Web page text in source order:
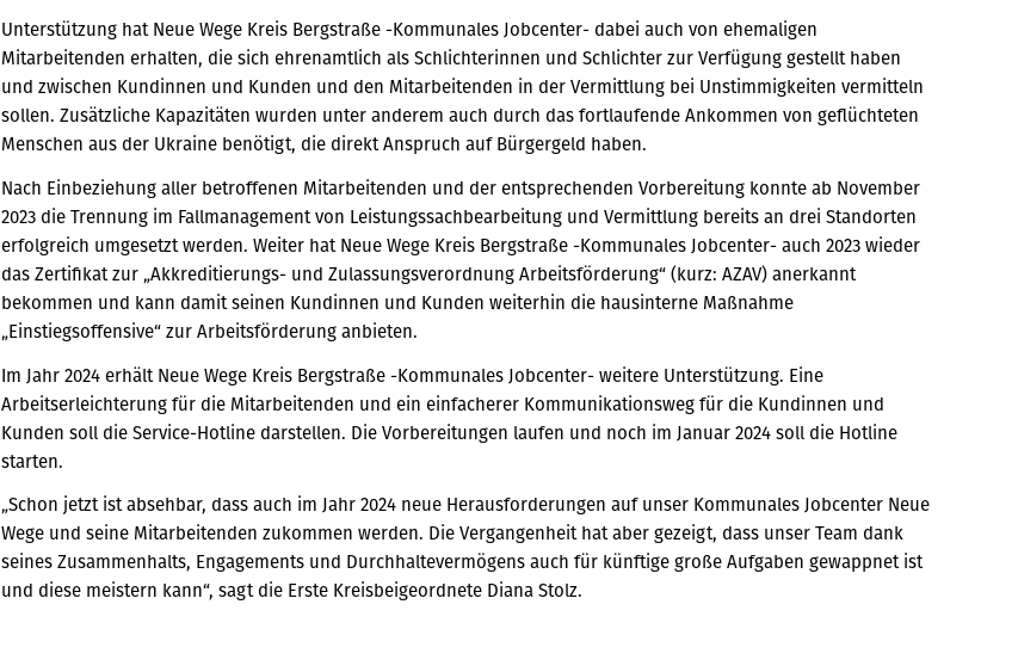
Unterstützung hat Neue Wege Kreis Bergstraße -Kommunales Jobcenter- dabei auch von ehemaligen
Mitarbeitenden erhalten, die sich ehrenamtlich als Schlichterinnen und Schlichter zur Verfügung gestellt haben
und zwischen Kundinnen und Kunden und den Mitarbeitenden in der Vermittlung bei Unstimmigkeiten vermitteln
sollen. Zusätzliche Kapazitäten wurden unter anderem auch durch das fortlaufende Ankommen von geflüchteten
Menschen aus der Ukraine benötigt, die direkt Anspruch auf Bürgergeld haben.
Nach Einbeziehung aller betroffenen Mitarbeitenden und der entsprechenden Vorbereitung konnte ab November
2023 die Trennung im Fallmanagement von Leistungssachbearbeitung und Vermittlung bereits an drei Standorten
erfolgreich umgesetzt werden. Weiter hat Neue Wege Kreis Bergstraße -Kommunales Jobcenter- auch 2023 wieder
das Zertifikat zur „Akkreditierungs- und Zulassungsverordnung Arbeitsförderung“ (kurz: AZAV) anerkannt
bekommen und kann damit seinen Kundinnen und Kunden weiterhin die hausinterne Maßnahme
„Einstiegsoffensive“ zur Arbeitsförderung anbieten.
Im Jahr 2024 erhält Neue Wege Kreis Bergstraße -Kommunales Jobcenter- weitere Unterstützung. Eine
Arbeitserleichterung für die Mitarbeitenden und ein einfacherer Kommunikationsweg für die Kundinnen und
Kunden soll die Service-Hotline darstellen. Die Vorbereitungen laufen und noch im Januar 2024 soll die Hotline
starten.
„Schon jetzt ist absehbar, dass auch im Jahr 2024 neue Herausforderungen auf unser Kommunales Jobcenter Neue
Wege und seine Mitarbeitenden zukommen werden. Die Vergangenheit hat aber gezeigt, dass unser Team dank
seines Zusammenhalts, Engagements und Durchhaltevermögens auch für künftige große Aufgaben gewappnet ist
und diese meistern kann“, sagt die Erste Kreisbeigeordnete Diana Stolz.